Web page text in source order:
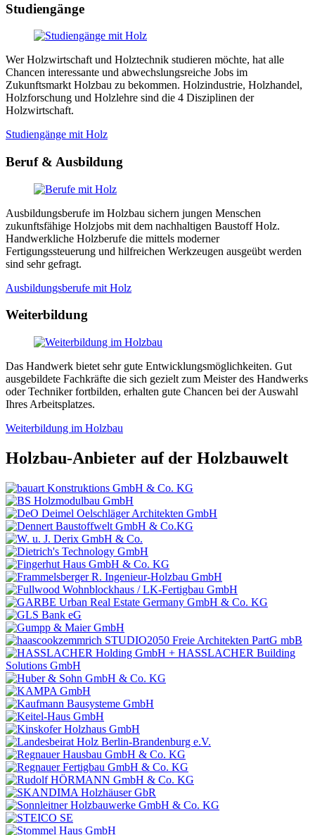
Studiengänge
Wer Holzwirtschaft und Holztechnik studieren möchte, hat alle
Chancen interessante und abwechslungsreiche Jobs im
Zukunftsmarkt Holzbau zu bekommen. Holzindustrie, Holzhandel,
Holzforschung und Holzlehre sind die 4 Disziplinen der
Holzwirtschaft.
Studiengänge mit Holz
Beruf & Ausbildung
Ausbildungsberufe im Holzbau sichern jungen Menschen
zukunftsfähige Holzjobs mit dem nachhaltigen Baustoff Holz.
Handwerkliche Holzberufe die mittels moderner
Fertigungssteuerung und hilfreichen Werkzeugen ausgeübt werden
sind sehr gefragt.
Ausbildungsberufe mit Holz
Weiterbildung
Das Handwerk bietet sehr gute Entwicklungsmöglichkeiten. Gut
ausgebildete Fachkräfte die sich gezielt zum Meister des Handwerks
oder Techniker fortbilden, erhalten gute Chancen bei der Auswahl
Ihres Arbeitsplatzes.
Weiterbildung im Holzbau
Holzbau-Anbieter auf der Holzbauwelt